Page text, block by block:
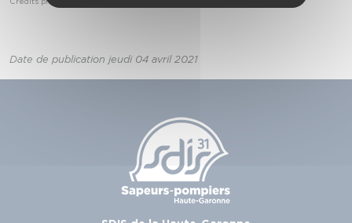
Date de publication jeudi 04 avril 2021